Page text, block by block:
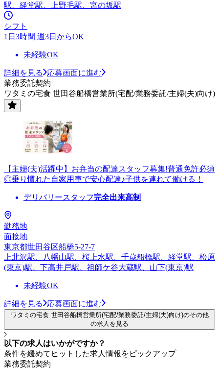
駅、経堂駅、上野毛駅、宮の坂駅
シフト
1日3時間 週3日からOK
未経験OK
詳細を見る
応募画面に進む
業務委託契約
ワタミの宅食 世田谷船橋営業所(宅配/業務委託/主婦(夫)向け)
【主婦(夫)活躍中】お弁当の配達スタッフ募集!普通免許必須
◎乗り慣れた自家用車で安心配達♪子供を連れて働ける！
デリバリースタッフ完全出来高制
勤務地
面接地
東京都世田谷区船橋5-27-7
上北沢駅、八幡山駅、桜上水駅、千歳船橋駅、経堂駅、松原
(東京)駅、下高井戸駅、祖師ケ谷大蔵駅、山下(東京)駅
未経験OK
詳細を見る 応募画面に進む
ワタミの宅食 世田谷船橋営業所(宅配/業務委託/主婦(夫)向け)のその他
の求人を見る
以下の求人はいかがですか？
条件を緩めてヒットした求人情報をピックアップ
業務委託契約